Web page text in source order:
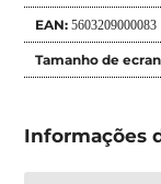
EAN:5603209000083
Tamanho de
Informações